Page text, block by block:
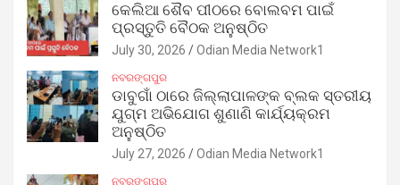
କେଲିଆ ଶୈବ ପୀଠରେ ବୋଲବମ ପାଇଁ
ପ୍ରସ୍ତୁତି ବୈଠକ ଅନୁଷ୍ଠିତ
July 30, 2026 Odian Media Network1
ନବରଙ୍ଗପୁର
ଡାବୁଗାଁ ଠାରେ ଜିଲ୍ଲାପାଳଙ୍କ ବ୍ଲକ ସ୍ତରୀୟ
ଯୁଗ୍ମ ଅଭିଯୋଗ ଶୁଣାଣି କାର୍ଯ୍ୟକ୍ରମ
ଅନୁଷ୍ଠିତ
July 27, 2026 Odian Media Network1
ନବରଙ୍ଗପୁର